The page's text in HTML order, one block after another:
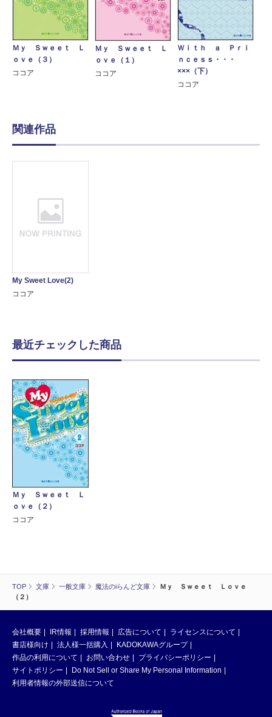
TOP 文庫 一般文庫 魔法のiらんど文庫
Ｍｙ Ｓｗｅｅｔ Ｌｏｖｅ
（２）
Ｍｙ Ｓｗｅｅｔ Ｌ
ｏｖｅ（３）
ココア
Ｍｙ Ｓｗｅｅｔ Ｌ
ｏｖｅ（１）
ココア
Ｗｉｔｈ ａ Ｐｒｉ
ｎｃｅｓｓ・・・
×××（下）
ココア
関連作品
My Sweet Love(2)
ココア
最近チェックした商品
Ｍｙ Ｓｗｅｅｔ Ｌ
ｏｖｅ（２）
ココア
会社概要 IR情報 採用情報 広告について
ライセンスについて
書店様向け
法人様一括購入
KADOKAWAグループ
作品の利用について
お問い合わせ
プライバシーポリシー
サイトポリシー
Do Not Sell or Share My Personal Information
利用者情報の外部送信について